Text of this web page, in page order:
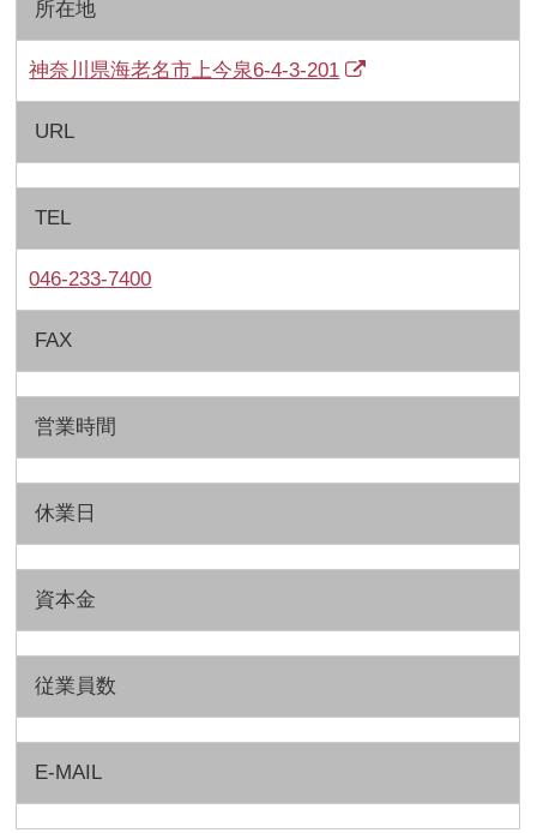
所在地
神奈川県海老名市上今泉6-4-3-201
URL
TEL
046-233-7400
FAX
営業時間
休業日
資本金
従業員数
E-MAIL